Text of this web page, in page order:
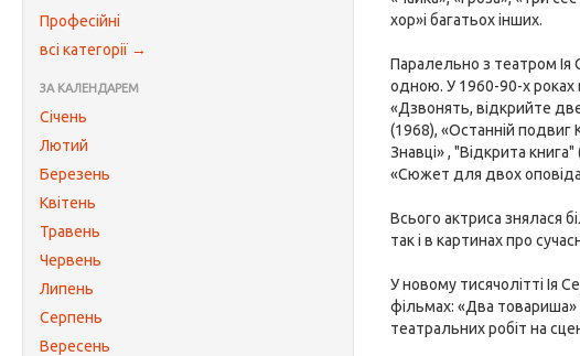
Професійні
всі категорії →
ЗА КАЛЕНДАРЕМ
Січень
Лютий
Березень
Квітень
Травень
Червень
Липень
Серпень
Вересень
хор»і багатьох інших.
Паралельно з театром Ія
одною. У 1960-90-х роках
«Дзвонять, відкрийте
(1968), «Останній
Знавці» , "Відкрита
«Сюжет для двох
Всього актриса знялася
так і в картинах про
У новому тисячолітті Ія
фільмах: «Два товариша»
театральних робіт на